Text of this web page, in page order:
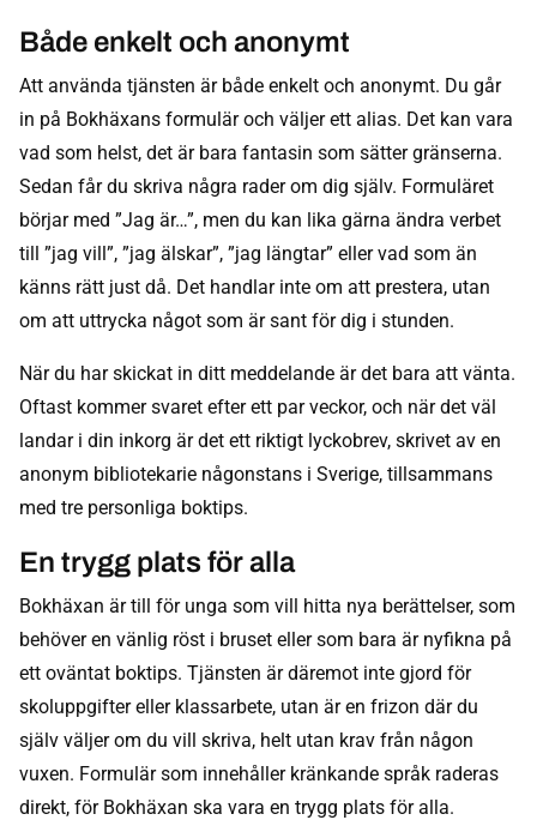
Både enkelt och anonymt
Att använda tjänsten är både enkelt och anonymt. Du går
in på Bokhäxans formulär och väljer ett alias. Det kan vara
vad som helst, det är bara fantasin som sätter gränserna.
Sedan får du skriva några rader om dig själv. Formuläret
börjar med ”Jag är…”, men du kan lika gärna ändra verbet
till ”jag vill”, ”jag älskar”, ”jag längtar” eller vad som än
känns rätt just då. Det handlar inte om att prestera, utan
om att uttrycka något som är sant för dig i stunden.
När du har skickat in ditt meddelande är det bara att vänta.
Oftast kommer svaret efter ett par veckor, och när det väl
landar i din inkorg är det ett riktigt lyckobrev, skrivet av en
anonym bibliotekarie någonstans i Sverige, tillsammans
med tre personliga boktips.
En trygg plats för alla
Bokhäxan är till för unga som vill hitta nya berättelser, som
behöver en vänlig röst i bruset eller som bara är nyfikna på
ett oväntat boktips. Tjänsten är däremot inte gjord för
skoluppgifter eller klassarbete, utan är en frizon där du
själv väljer om du vill skriva, helt utan krav från någon
vuxen. Formulär som innehåller kränkande språk raderas
direkt, för Bokhäxan ska vara en trygg plats för alla.